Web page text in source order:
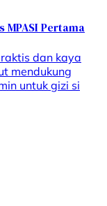
MPASI Pertama
dan kaya
mendukung
untuk gizi si